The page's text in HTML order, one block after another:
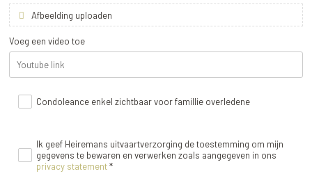
Afbeelding uploaden
Voeg een video toe
Condoleance enkel zichtbaar voor famillie overledene
Ik geef Heiremans uitvaartverzorging de toestemming om mijn
gegevens te bewaren en verwerken zoals aangegeven in ons
privacy statement*